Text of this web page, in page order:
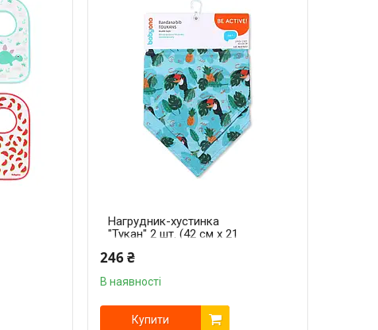
Нагрудник-хустинка
"Тукан" 2 шт. (42 см x 21
246 ₴
В наявності
Купити